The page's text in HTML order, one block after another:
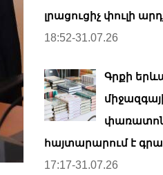
լրացուցիչ փուլի
18:52-31.07.26
Գրքի
հայտարարում է
17:17-31.07.26